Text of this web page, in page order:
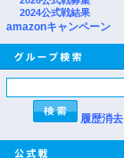
2024公式戦結果
amazonキャンペーン
履歴消去